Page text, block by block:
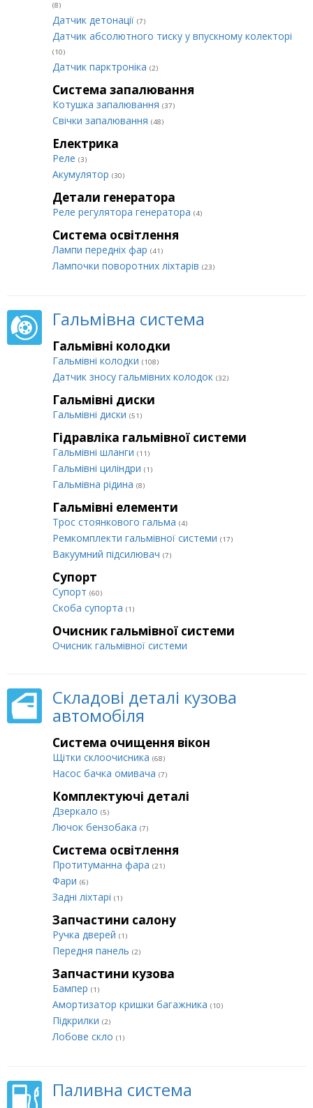
(8)
Датчик детонації (7)
Датчик абсолютного тиску у впускному колекторі
(10)
Датчик парктроніка (2)
Система запалювання
Котушка запалювання (37)
Свічки запалювання (48)
Електрика
Реле (3)
Акумулятор (30)
Детали генератора
Реле регулятора генератора (4)
Система освітлення
Лампи передніх фар (41)
Лампочки поворотних ліхтарів (23)
Гальмівна система
Гальмівні колодки
Гальмівні колодки (108)
Датчик зносу гальмівних колодок (32)
Гальмівні диски
Гальмівні диски (51)
Гідравліка гальмівної системи
Гальмівні шланги (11)
Гальмівні циліндри (1)
Гальмівна рідина (8)
Гальмівні елементи
Трос стоянкового гальма (4)
Ремкомплекти гальмівної системи (17)
Вакуумний підсилювач (7)
Супорт
Супорт (60)
Cкоба супорта (1)
Очисник гальмівної системи
Очисник гальмівної системи
Складові деталі кузова
автомобіля
Система очищення вікон
Щітки склоочисника (68)
Насос бачка омивача (7)
Комплектуючі деталі
Дзеркало (5)
Лючок бензобака (7)
Система освітлення
Протитуманна фара (21)
Фари (6)
Задні ліхтарі (1)
Запчастини салону
Ручка дверей (1)
Передня панель (2)
Запчастини кузова
Бампер (1)
Амортизатор кришки багажника (10)
Підкрилки (2)
Лобове скло (1)
Паливна система